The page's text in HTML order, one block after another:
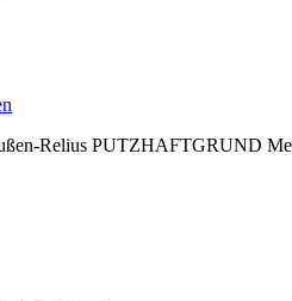
Relius PUTZHAFTGRUND